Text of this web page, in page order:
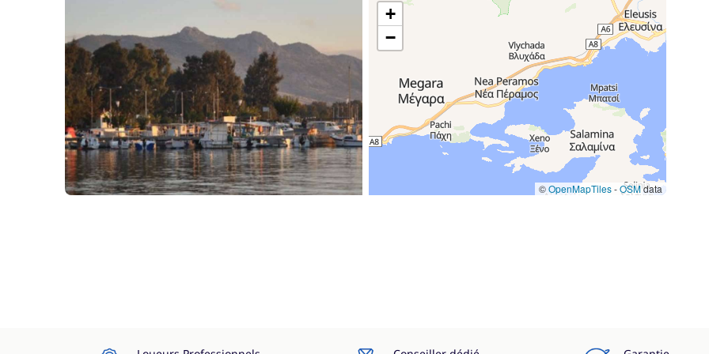
+
−
©OpenMapTiles-OSMdata